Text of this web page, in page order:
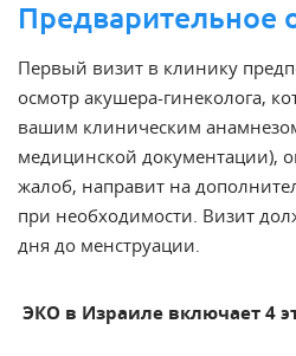
Предварительное
Первый визит в клинику
осмотр акушера-гинеколога,
вашим клиническим
медицинской документации),
жалоб, направит на
при необходимости. Визит
дня до менструации.
ЭКО в Израиле включает 4